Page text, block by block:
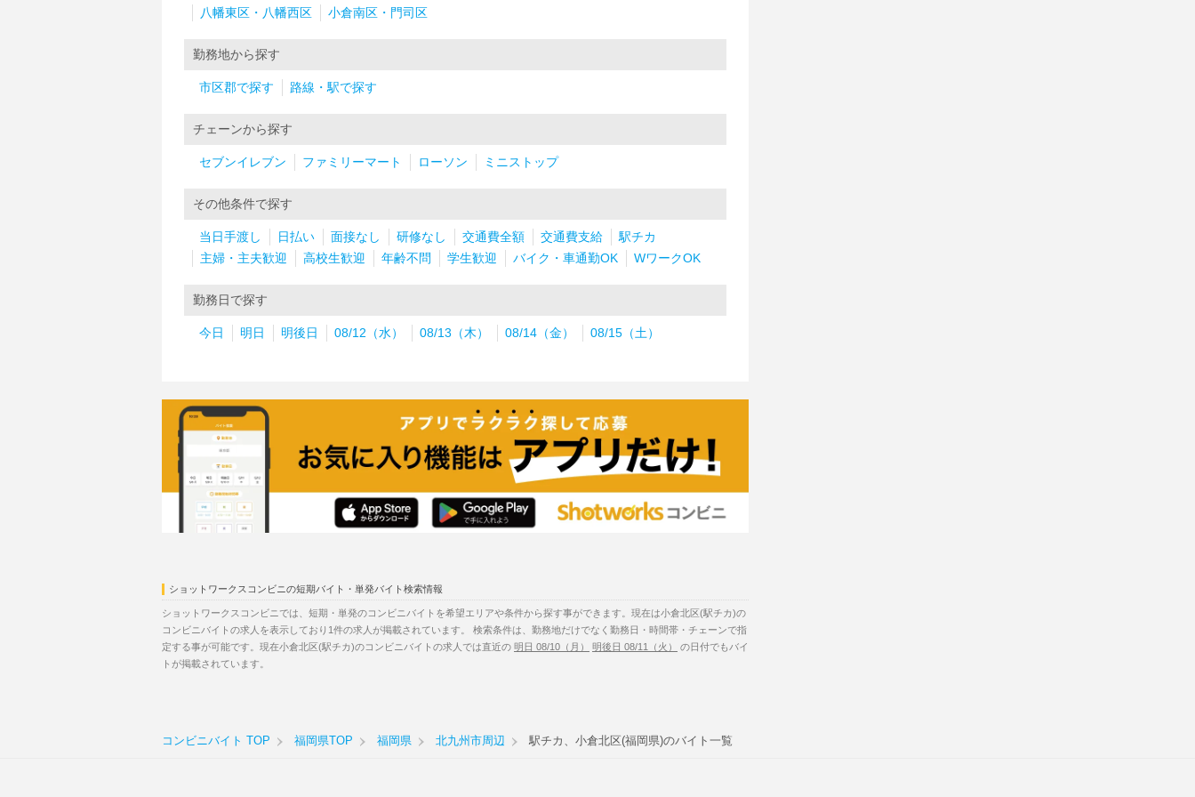
八幡東区・八幡西区 小倉南区・門司区
勤務地から探す
市区郡で探す 路線・駅で探す
チェーンから探す
セブンイレブン ファミリーマート ローソン ミニストップ
その他条件で探す
当日手渡し 日払い 面接なし 研修なし 交通費全額 交通費支給
駅チカ
主婦・主夫歓迎
高校生歓迎 年齢不問 学生歓迎 バイク・車通勤OK WワークOK
勤務日で探す
今日 明日 明後日 08/12（水） 08/13（木） 08/14（金） 08/15（土）
ショットワークスコンビニの短期バイト・単発バイト検索情報
ショットワークスコンビニでは、短期・単発のコンビニバイトを希望エリアや条件から探す事ができます。現在は小倉北区(駅チカ)の
コンビニバイトの求人を表示しており1件の求人が掲載されています。 検索条件は、勤務地だけでなく勤務日・時間帯・チェーンで指
定する事が可能です。現在小倉北区(駅チカ)のコンビニバイトの求人では直近の 明日 08/10（月） 明後日 08/11（火）
の日付でもバイ
トが掲載されています。
コンビニバイト TOP 福岡県TOP 福岡県 北九州市周辺 駅チカ、小倉北区(福岡県)のバイト一覧